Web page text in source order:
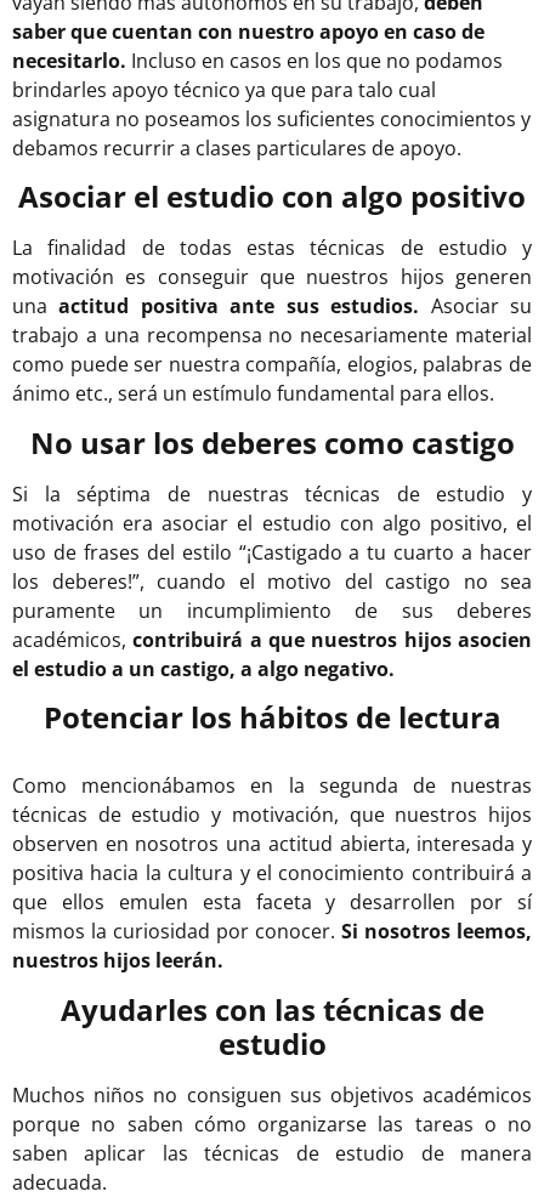
saber que cuentan con nuestro apoyo en caso de
necesitarlo. Incluso en casos en los que no podamos
brindarles apoyo técnico ya que para talo cual
asignatura no poseamos los suficientes conocimientos y
debamos recurrir a clases particulares de apoyo.
Asociar el estudio con algo positivo
La finalidad de todas estas técnicas de estudio y
motivación es conseguir que nuestros hijos generen
unaactitud positiva ante sus estudios. Asociar su
trabajo a una recompensa no necesariamente material
como puede ser nuestra compañía, elogios, palabras de
ánimo etc., será un estímulo fundamental para ellos.
No usar los deberes como castigo
Si la séptima de nuestras técnicas de estudio y
motivación era asociar el estudio con algo positivo, el
uso de frases del estilo “¡Castigado a tu cuarto a hacer
los deberes!”, cuando el motivo del castigo no sea
puramente un incumplimiento de sus deberes
académicos,contribuirá a que nuestros hijos asocien
el estudio a un castigo, a algo negativo.
Potenciar los hábitos de lectura
Como mencionábamos en la segunda de nuestras
técnicas de estudio y motivación, que nuestros hijos
observen en nosotros una actitud abierta, interesada y
positiva hacia la cultura y el conocimiento contribuirá a
que ellos emulen esta faceta y desarrollen por sí
mismos la curiosidad por conocer. Si nosotros leemos,
nuestros hijos leerán.
Ayudarles con las técnicas de
estudio
Muchos niños no consiguen sus objetivos académicos
porque no saben cómo organizarse las tareas o no
saben aplicar las técnicas de estudio de manera
adecuada.